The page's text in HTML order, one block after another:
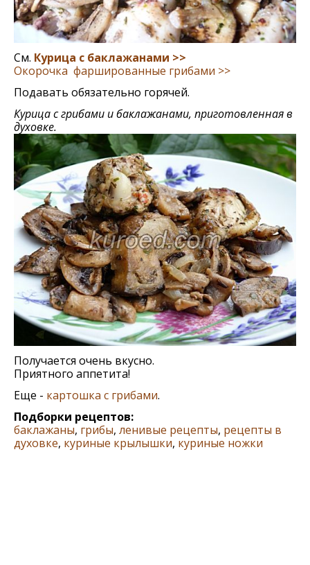
См. Курица с баклажанами >>
Окорочка фаршированные грибами >>
Подавать обязательно горячей.
Курица с грибами и баклажанами, приготовленная в
духовке.
Получается очень вкусно.
Приятного аппетита!
Еще - картошка с грибами.
Подборки рецептов:
баклажаны, грибы, ленивые рецепты, рецепты в
духовке, куриные крылышки, куриные ножки